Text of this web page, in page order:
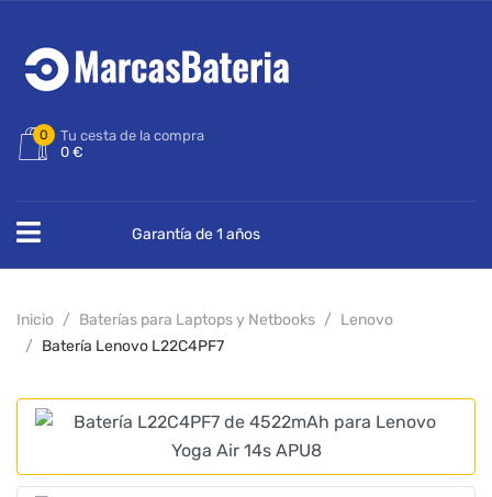
0
Tu cesta de la compra
0 €
Garantía de 1 años
Inicio Baterías para Laptops y Netbooks
Lenovo
Batería Lenovo L22C4PF7